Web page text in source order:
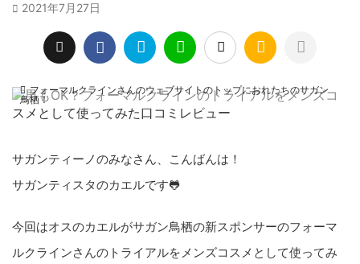
2021年7月27日
フォーマルクラインさんのウェブサイトのトップにおれたちのサガン
鳥栖！
サガンティーノのみなさん、こんばんは！
サガンティスタのカエルです🐸
今回はオスのカエルがサガン鳥栖の新スポンサーのフォーマ
ルクラインさんのトライアルをメンズコスメとして使ってみ